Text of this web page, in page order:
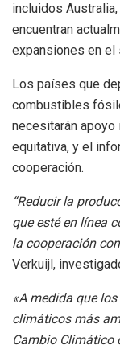
incluidos
encuentran
expansiones en
Los países que
combustibles
necesitarán apoyo
equitativa, y el
cooperación.
“Reducir la
que esté en línea
la cooperación
Verkuijl,
«A medida que
climáticos más
Cambio Climático